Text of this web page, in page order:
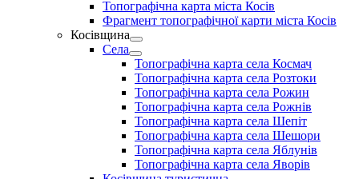
Топографічна карта міста Косів
Фрагмент топографічної карти міста Косів
Косівщина
Show
sub
menu
Села
Show
sub
menu
Топографічна карта села Космач
Топографічна карта села Розтоки
Топографічна карта села Рожин
Топографічна карта села Рожнів
Топографічна карта села Шепіт
Топографічна карта села Шешори
Топографічна карта села Яблунів
Топографічна карта села Яворів